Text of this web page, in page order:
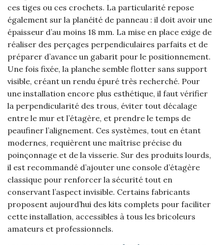
ces tiges ou ces crochets. La particularité repose
également sur la planéité de panneau : il doit avoir une
épaisseur d’au moins 18 mm. La mise en place exige de
réaliser des perçages perpendiculaires parfaits et de
préparer d’avance un gabarit pour le positionnement.
Une fois fixée, la planche semble flotter sans support
visible, créant un rendu épuré très recherché. Pour
une installation encore plus esthétique, il faut vérifier
la perpendicularité des trous, éviter tout décalage
entre le mur et l’étagère, et prendre le temps de
peaufiner l’alignement. Ces systèmes, tout en étant
modernes, requièrent une maîtrise précise du
poinçonnage et de la visserie. Sur des produits lourds,
il est recommandé d’ajouter une console d’étagère
classique pour renforcer la sécurité tout en
conservant l’aspect invisible. Certains fabricants
proposent aujourd’hui des kits complets pour faciliter
cette installation, accessibles à tous les bricoleurs
amateurs et professionnels.